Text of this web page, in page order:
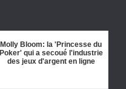
Molly Bloom: la 'Princesse du
Poker' qui a secoué l'industrie
des jeux d'argent en ligne